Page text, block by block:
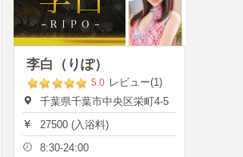
李白（りぽ）
5.0 レビュー(1)
千葉県千葉市中央区栄町4-5
27500 (入浴料)
8:30-24:00